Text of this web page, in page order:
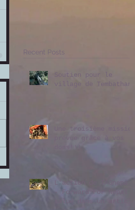
Recent Posts
Soutien pour le
village de Tembathang
Une troisième mission
L'action de TAGnepal
- Forward For Nepal